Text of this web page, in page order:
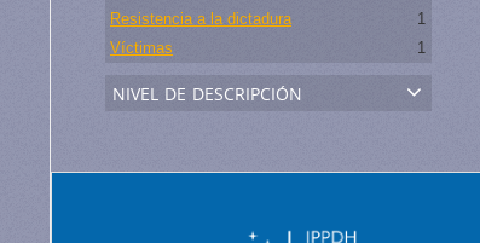
Resistencia a la dictadura
1
Víctimas
1
nivel de descripción